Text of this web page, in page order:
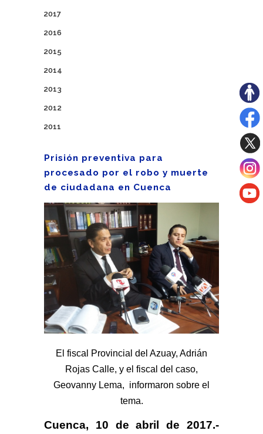
2017
2016
2015
2014
2013
2012
2011
Prisión preventiva para
procesado por el robo y muerte
de ciudadana en Cuenca
El fiscal Provincial del Azuay, Adrián
Rojas Calle, y el fiscal del caso,
Geovanny Lema, informaron sobre el
tema.
Cuenca, 10 de abril de 2017.-